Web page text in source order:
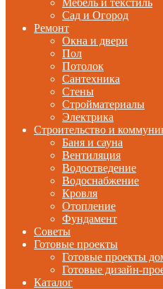
Мебель и текстиль
Сад и Огород
Ремонт
Окна и двери
Пол
Потолок
Сантехника
Стены
Стройматериалы
Электрика
Строительство и
Баня и сауна
Вентиляция
Водоотведение
Водоснабжение
Кровля
Отопление
Фундамент
Советы
Готовые проекты
Готовые проекты
Готовые дизайн-
Каталог